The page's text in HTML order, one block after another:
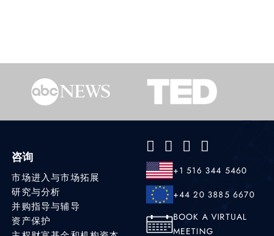
咨询
市场进入与市场拓展
研究与分析
并购指导与辅导
资产保护
+1 516 344 5460
+44 20 3885 6670
BOOK A VIRTUAL
MEETING